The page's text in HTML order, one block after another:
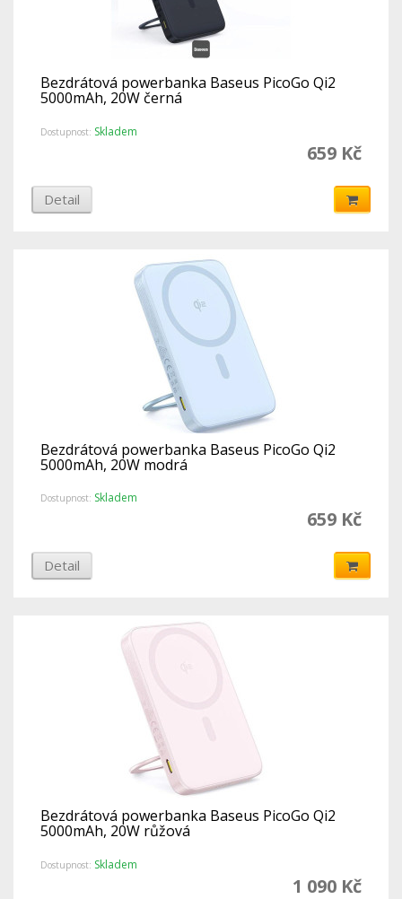
Bezdrátová powerbanka Baseus PicoGo Qi2
5000mAh, 20W černá
Dostupnost: Skladem
659 Kč
Detail
Bezdrátová powerbanka Baseus PicoGo Qi2
5000mAh, 20W modrá
Dostupnost: Skladem
659 Kč
Detail
Bezdrátová powerbanka Baseus PicoGo Qi2
5000mAh, 20W růžová
Dostupnost: Skladem
1 090 Kč